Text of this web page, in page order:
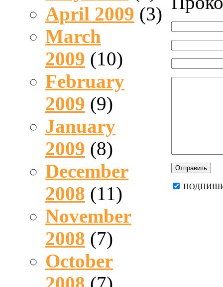
April 2009 (3)
March
2009 (10)
February
2009 (9)
January
2009 (8)
December
2008 (11)
November
2008 (7)
October